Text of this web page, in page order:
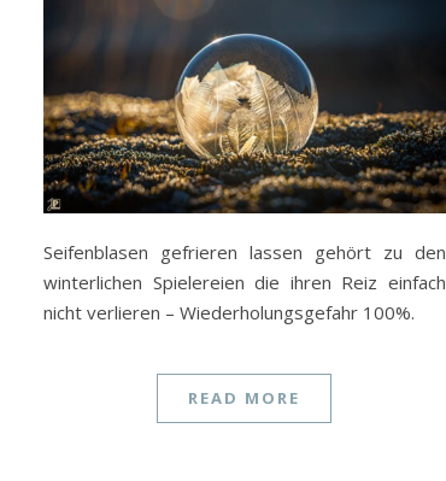
Seifenblasen gefrieren lassen gehört zu den
winterlichen Spielereien die ihren Reiz einfach
nicht verlieren – Wiederholungsgefahr 100%.
READ MORE